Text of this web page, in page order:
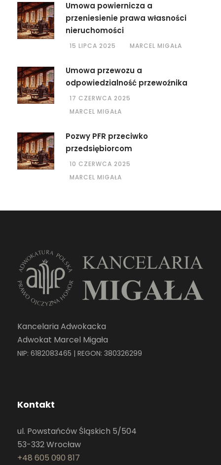
Umowa powiernicza a
przeniesienie prawa własności
nieruchomości
15 LIPCA 2025 MARCEL MIGAŁA
Umowa przewozu a
odpowiedzialność przewoźnika
17 CZERWCA 2025
MARCEL MIGAŁA
Pozwy PFR przeciwko
przedsiębiorcom
10 CZERWCA 2025
MARCEL MIGAŁA
Kancelaria Adwokacka
Adwokat Marcel Migała
NIP: 6182083465 | REGON: 380326299
Kontakt
ul. Powstańców Śląskich 5/504
53-332 Wrocław
+48 605 090 817